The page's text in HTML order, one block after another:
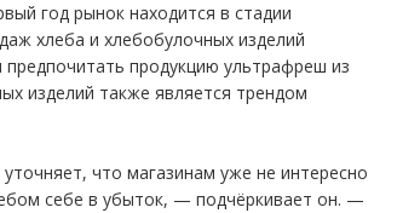
год рынок находится в стадии
хлеба и хлебобулочных изделий
продукцию ультрафреш из
изделий также является трендом
что магазинам уже не интересно
себе в убыток, — подчёркивает он. —